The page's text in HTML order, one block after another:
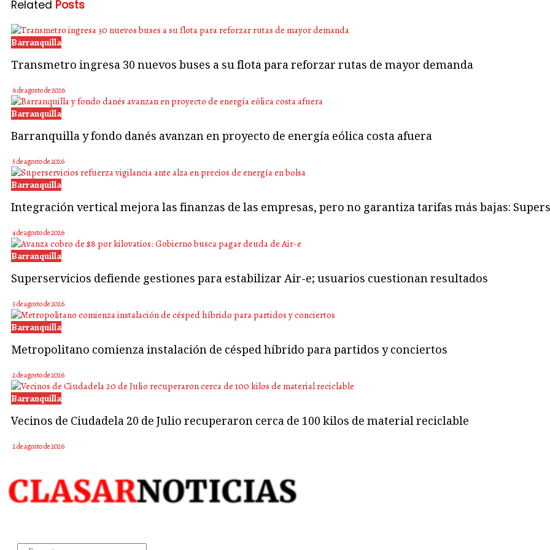
Related Posts
Barranquilla
Transmetro ingresa 30 nuevos buses a su flota para reforzar rutas de mayor demanda
6 de agosto de 2026
Barranquilla
Barranquilla y fondo danés avanzan en proyecto de energía eólica costa afuera
5 de agosto de 2026
Barranquilla
Integración vertical mejora las finanzas de las empresas, pero no garantiza tarifas más bajas:
4 de agosto de 2026
Barranquilla
Superservicios defiende gestiones para estabilizar Air-e; usuarios cuestionan resultados
3 de agosto de 2026
Barranquilla
Metropolitano comienza instalación de césped híbrido para partidos y conciertos
2 de agosto de 2026
Barranquilla
Vecinos de Ciudadela 20 de Julio recuperaron cerca de 100 kilos de material reciclable
2 de agosto de 2026